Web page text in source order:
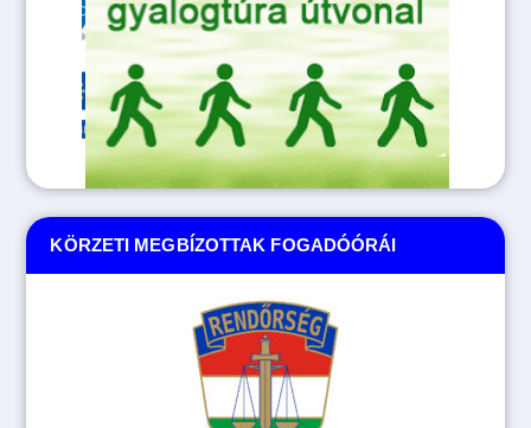
KÖRZETI MEGBÍZOTTAK FOGADÓÓRÁI